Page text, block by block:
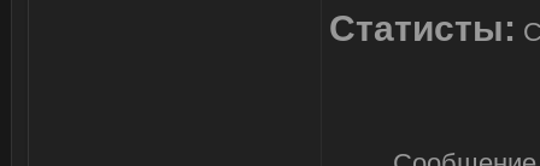
Статисты: